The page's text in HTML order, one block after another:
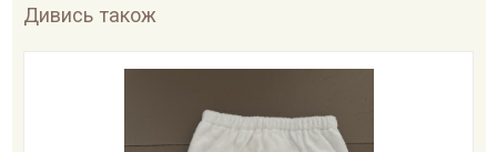
Дивись також